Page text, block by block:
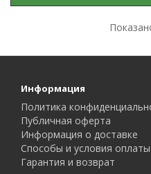
Информация
Политика
Публичная оферта
Информация о доставке
Способы и условия оплаты
Гарантия и возврат